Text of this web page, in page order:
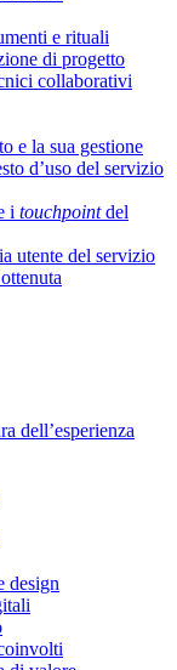
e rituali
di progetto
collaborativi
e la sua gestione
d’uso del servizio
i touchpointdel
utente del servizio
dell’esperienza
design